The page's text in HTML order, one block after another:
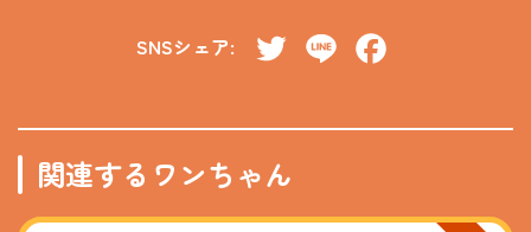
SNSシェア: TwitterLine
関連するワンちゃん